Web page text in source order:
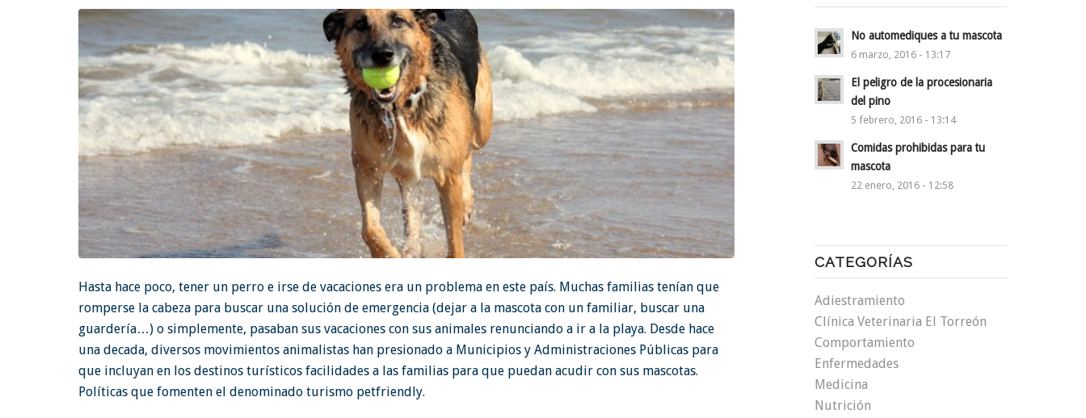
Hasta hace poco, tener un perro e irse de vacaciones era un problema en este país. Muchas familias tenían que
romperse la cabeza para buscar una solución de emergencia (dejar a la mascota con un familiar, buscar una
guardería…) o simplemente, pasaban sus vacaciones con sus animales renunciando a ir a la playa. Desde hace
una decada, diversos movimientos animalistas han presionado a Municipios y Administraciones Públicas para
que incluyan en los destinos turísticos facilidades a las familias para que puedan acudir con sus mascotas.
Políticas que fomenten el denominado turismo petfriendly.
No automediques a tu mascota
6 marzo, 2016 - 13:17
El peligro de la procesionaria
del pino
5 febrero, 2016 - 13:14
Comidas prohibidas para tu
mascota
22 enero, 2016 - 12:58
CATEGORÍAS
Adiestramiento
Clínica Veterinaria El Torreón
Comportamiento
Enfermedades
Medicina
Nutrición